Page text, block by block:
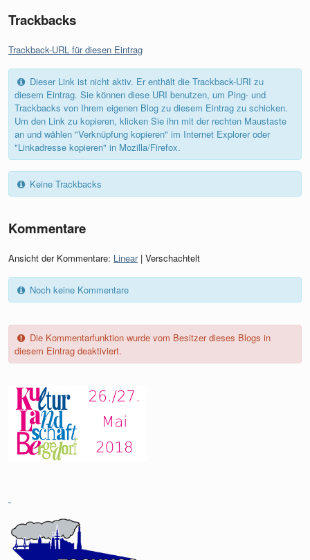
Trackbacks
Trackback-URL für diesen Eintrag
Dieser Link ist nicht aktiv. Er enthält die Trackback-URI zu
diesem Eintrag. Sie können diese URI benutzen, um Ping- und
Trackbacks von Ihrem eigenen Blog zu diesem Eintrag zu schicken.
Um den Link zu kopieren, klicken Sie ihn mit der rechten Maustaste
an und wählen "Verknüpfung kopieren" im Internet Explorer oder
"Linkadresse kopieren" in Mozilla/Firefox.
Keine Trackbacks
Kommentare
Ansicht der Kommentare: Linear| Verschachtelt
Noch keine Kommentare
Die Kommentarfunktion wurde vom Besitzer dieses Blogs in
diesem Eintrag deaktiviert.